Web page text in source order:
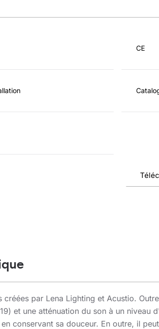
CE
créées par Lena Lighting et Acustio.
et une atténuation du son à un
conservant sa douceur. En outre, il